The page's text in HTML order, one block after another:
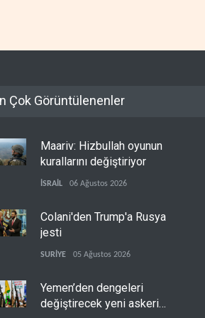
Çok Görüntülenenler
Maariv: Hizbullah oyunun
kurallarını değiştiriyor
İSRAİL 06 Ağustos 2026
Colani'den Trump'a Rusya
jesti
SURİYE 05 Ağustos 2026
Yemen’den dengeleri
değiştirecek yeni askeri